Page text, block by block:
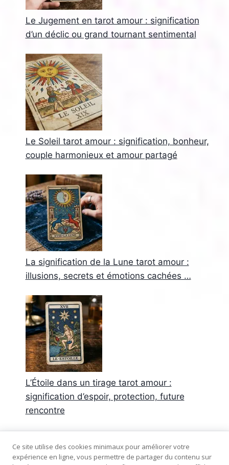
Le Jugement en tarot amour : signification
d’un déclic ou grand tournant sentimental
Le Soleil tarot amour : signification, bonheur,
couple harmonieux et amour partagé
La signification de la Lune tarot amour :
illusions, secrets et émotions cachées …
L’Étoile dans un tirage tarot amour :
signification d’espoir, protection, future
rencontre
Commentaires récents
Aucun commentaire à afficher.
Ce site utilise des cookies minimaux pour améliorer votre
expérience en ligne, vous permettre de partager du contenu sur